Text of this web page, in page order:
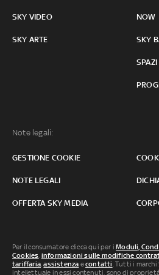
SKY VIDEO
SKY ARTE
NOW
SKY
Note legali:
GESTIONE COOKIE
NOTE LEGALI
OFFERTA SKY MEDIA
Per il consumatore clicca qui per iModuli,
Cookies, informazioni sulle modifiche
tariffaria,assistenza econtatti. Tutti i
intellettuale in essi contenuti, sono di